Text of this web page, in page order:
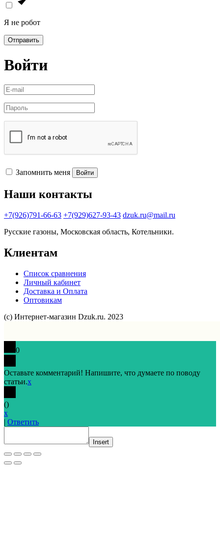
Я не робот
Отправить
Войти
Запомнить меня Войти
Наши контакты
+7(926)791-66-63 +7(929)627-93-43 dzuk.ru@mail.ru
Русские газоны, Московская область, Котельники.
Клиентам
Список сравнения
Личный кабинет
Доставка и Оплата
Оптовикам
(с) Интернет-магазин Dzuk.ru. 2023
0
Оставьте комментарий! Напишите, что думаете по поводу
статьи.x
()
x
| Ответить
Insert